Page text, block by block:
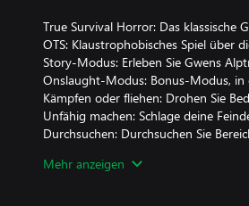
True Survival Horror: Das klassische
OTS: Klaustrophobisches Spiel über
Story-Modus: Erleben Sie Gwens
Onslaught-Modus: Bonus-Modus, in
Kämpfen oder fliehen: Drohen Sie
Unfähig machen: Schlage deine
Durchsuchen: Durchsuchen Sie
Fortschritt: Das Speichern ist
Mehr anzeigen